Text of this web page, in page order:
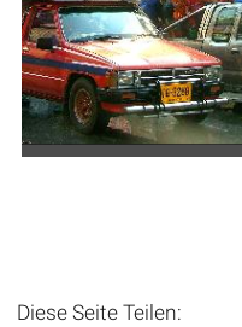
nicht allzu kompliziert,
erfordert aber ein wenig ...
etwas komplizierter. Es gibt
Diese Seite Teilen: